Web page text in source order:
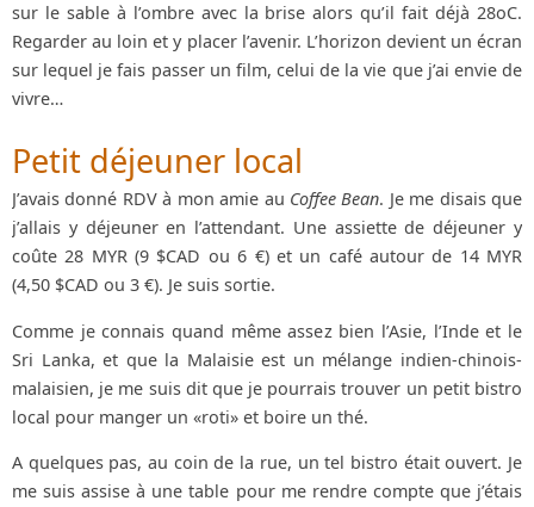
sur le sable à l’ombre avec la brise alors qu’il fait déjà 28oC.
Regarder au loin et y placer l’avenir. L’horizon devient un écran
sur lequel je fais passer un film, celui de la vie que j’ai envie de
vivre…
Petit déjeuner local
J’avais donné RDV à mon amie au Coffee Bean. Je me disais que
j’allais y déjeuner en l’attendant. Une assiette de déjeuner y
coûte 28 MYR (9 $CAD ou 6 €) et un café autour de 14 MYR
(4,50 $CAD ou 3 €). Je suis sortie.
Comme je connais quand même assez bien l’Asie, l’Inde et le
Sri Lanka, et que la Malaisie est un mélange indien-chinois-
malaisien, je me suis dit que je pourrais trouver un petit bistro
local pour manger un «roti» et boire un thé.
A quelques pas, au coin de la rue, un tel bistro était ouvert. Je
me suis assise à une table pour me rendre compte que j’étais